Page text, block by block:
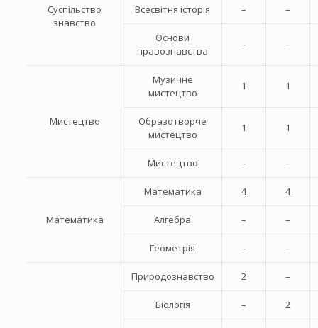
Суспільство
знавство
Всесвітня історія – –
Основи
правознавства
– –
Мистецтво
Музичне
мистецтво
1 1
Образотворче
мистецтво
1 1
Мистецтво – –
Математика
Математика 4 4
Алгебра – –
Геометрія – –
Природознавство 2 –
Біологія – 2